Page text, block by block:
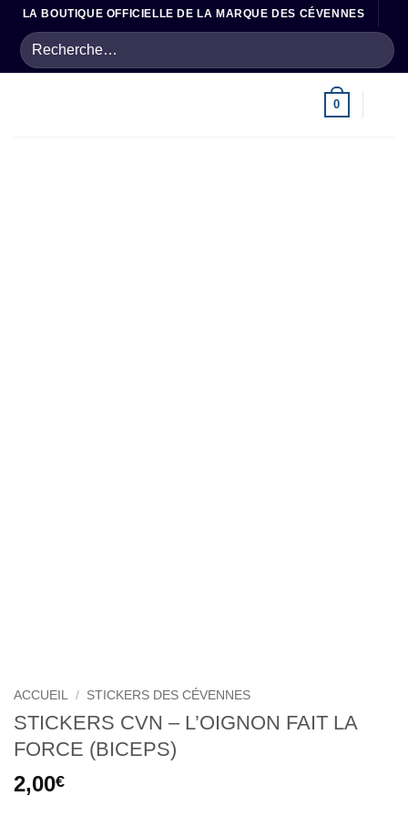
Passer
contenu
LA BOUTIQUE OFFICIELLE DE LA MARQUE DES CÉVENNES
Recherche
pour :
0
ACCUEIL / STICKERS DES CÉVENNES
STICKERS CVN – L’OIGNON FAIT LA
FORCE (BICEPS)
2,00€